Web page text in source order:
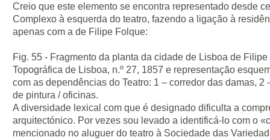
Creio que este elemento se encontra representado desde
Complexo à esquerda do teatro, fazendo a ligação à
apenas com a de Filipe Folque:
Fig. 55 - Fragmento da planta da cidade de Lisboa de
Topográfica de Lisboa, n.º 27, 1857 e representação
com as dependências do Teatro: 1 – corredor das damas, 2
de pintura / oficinas.
A diversidade lexical com que é designado dificulta a
arquitectónico. Por vezes sou levado a identificá-lo com o
mencionado no aluguer do teatro à Sociedade das